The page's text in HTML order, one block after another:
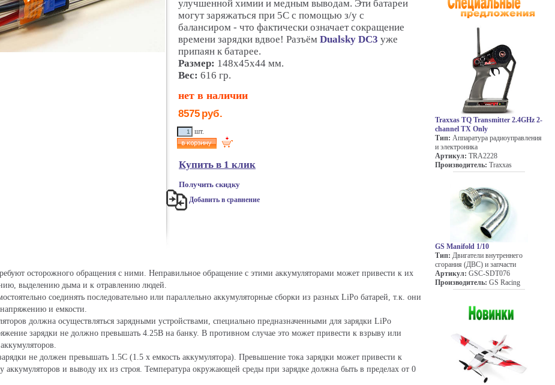
улучшенной химии и медным выводам. Эти батареи
могут заряжаться при 5С с помощью з/у с
балансиром - что фактически означает сокращение
времени зарядки вдвое! Разъём Dualsky DC3 уже
припаян к батарее.
Размер: 148x45x44 мм.
Вес: 616 гр.
нет в наличии
8575 руб.
шт.
Купить в 1 клик
Получить скидку
Добавить в сравнение
осторожного обращения с ними. Неправильное обращение с этими аккумуляторами может привести к их
выделению дыма и к отравлению людей.
соединять последовательно или параллельно аккумуляторные сборки из разных LiPo батарей, т.к. они
и емкости.
должна осуществляться зарядными устройствами, специально предназначенными для зарядки LiPo
зарядки не должно превышать 4.25В на банку. В противном случае это может привести к взрыву или
не должен превышать 1.5С (1.5 х емкость аккумулятора). Превышение тока зарядки может привести к
аккумуляторов и выводу их из строя. Температура окружающей среды при зарядке должна быть в пределах от 0
Traxxas TQ Transmitter 2.4GHz 2-
channel TX Only
Тип: Аппаратура радиоуправления
и электроника
Артикул: TRA2228
Производитель: Traxxas
GS Manifold 1/10
Тип: Двигатели внутреннего
сгорания (ДВС) и запчасти
Артикул: GSC-SDT076
Производитель: GS Racing